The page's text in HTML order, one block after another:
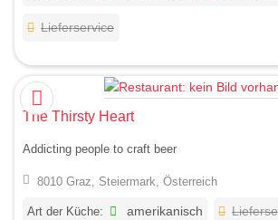
Lieferservice
The Thirsty Heart
Addicting people to craft beer
8010 Graz, Steiermark, Österreich
Art der Küche: amerikanisch